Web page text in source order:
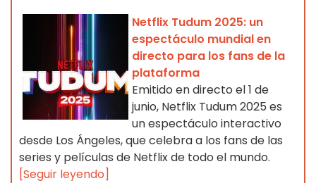
Netflix Tudum 2025: un
espectáculo mundial en
directo para los fans de la
plataforma
Emitido en directo el 1 de
junio, Netflix Tudum 2025 es
un espectáculo interactivo
desde Los Ángeles, que celebra a los fans de las
series y películas de Netflix de todo el mundo.
[Seguir leyendo]